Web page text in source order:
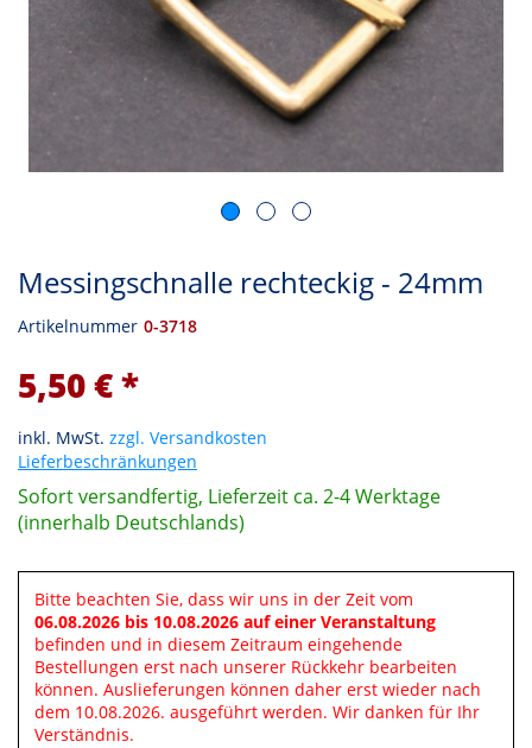
Messingschnalle rechteckig - 24mm
Artikelnummer 0-3718
5,50 € *
inkl. MwSt. zzgl. Versandkosten
Lieferbeschränkungen
Sofort versandfertig, Lieferzeit ca. 2-4 Werktage
(innerhalb Deutschlands)
Bitte beachten Sie, dass wir uns in der Zeit vom
06.08.2026 bis 10.08.2026 auf einer Veranstaltung
befinden und in diesem Zeitraum eingehende
Bestellungen erst nach unserer Rückkehr bearbeiten
können. Auslieferungen können daher erst wieder nach
dem 10.08.2026. ausgeführt werden. Wir danken für Ihr
Verständnis.